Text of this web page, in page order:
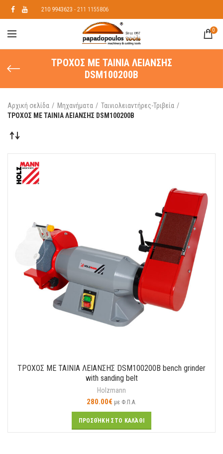
210 9943623 - 211 1155806
0
ΤΡΟΧΟΣ ΜΕ ΤΑΙΝΙΑ ΛΕΙΑΝΣΗΣ
DSM100200B
Αρχική σελίδα Μηχανήματα
Ταινιολειαντήρες-Τριβεία
ΤΡΟΧΟΣ ΜΕ ΤΑΙΝΙΑ ΛΕΙΑΝΣΗΣ DSM100200B
ΤΡΟΧΟΣ ΜΕ ΤΑΙΝΙΑ ΛΕΙΑΝΣΗΣ DSM100200B bench grinder
with sanding belt
Holzmann
280.00€ με Φ.Π.Α.
ΠΡΟΣΘΉΚΗ ΣΤΟ ΚΑΛΆΘΙ